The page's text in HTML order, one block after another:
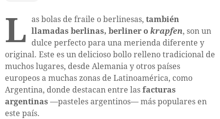
L as bolas de fraile o berlinesas, también
llamadas berlinas, berliner o krapfen, son un
dulce perfecto para una merienda diferente y
original. Este es un delicioso bollo relleno tradicional de
muchos lugares, desde Alemania y otros países
europeos a muchas zonas de Latinoamérica, como
Argentina, donde destacan entre las facturas
argentinas —pasteles argentinos— más populares en
este país.